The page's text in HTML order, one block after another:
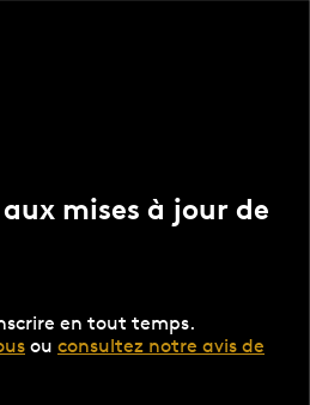
mises à jour de
en tout temps.
ou consultez notre avis de